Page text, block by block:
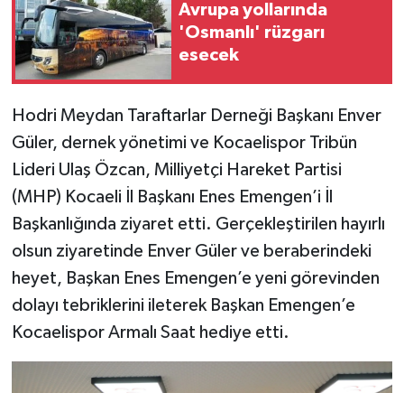
Avrupa yollarında
'Osmanlı' rüzgarı
esecek
Hodri Meydan Taraftarlar Derneği Başkanı Enver
Güler, dernek yönetimi ve Kocaelispor Tribün
Lideri Ulaş Özcan, Milliyetçi Hareket Partisi
(MHP) Kocaeli İl Başkanı Enes Emengen’i İl
Başkanlığında ziyaret etti. Gerçekleştirilen hayırlı
olsun ziyaretinde Enver Güler ve beraberindeki
heyet, Başkan Enes Emengen’e yeni görevinden
dolayı tebriklerini ileterek Başkan Emengen’e
Kocaelispor Armalı Saat hediye etti.